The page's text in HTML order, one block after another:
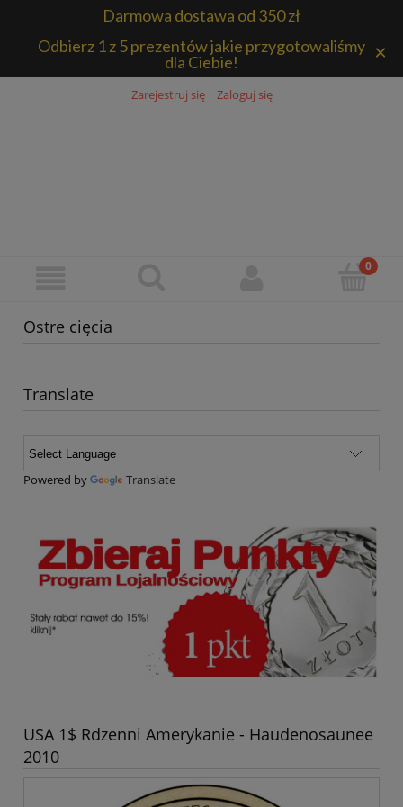
Darmowa dostawa od 350 zł
Odbierz 1 z 5 prezentów jakie przygotowaliśmy
dla Ciebie!
×
Zarejestruj się Zaloguj się
Ostre cięcia
Translate
Powered by Translate
USA 1$ Rdzenni Amerykanie - Haudenosaunee
2010